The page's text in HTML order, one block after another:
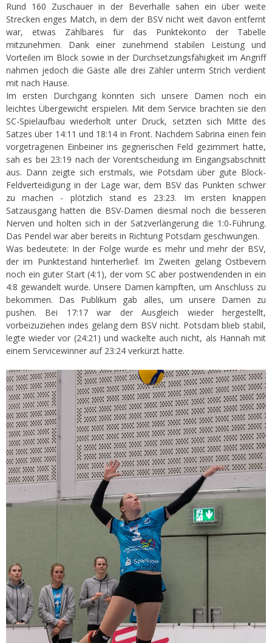
Rund 160 Zuschauer in der Beverhalle sahen ein über weite
Strecken enges Match, in dem der BSV nicht weit davon entfernt
war, etwas Zählbares für das Punktekonto der Tabelle
mitzunehmen. Dank einer zunehmend stabilen Leistung und
Vorteilen im Block sowie in der Durchsetzungsfähigkeit im Angriff
nahmen jedoch die Gäste alle drei Zähler unterm Strich verdient
mit nach Hause.
Im ersten Durchgang konnten sich unsere Damen noch ein
leichtes Übergewicht erspielen. Mit dem Service brachten sie den
SC-Spielaufbau wiederholt unter Druck, setzten sich Mitte des
Satzes über 14:11 und 18:14 in Front. Nachdem Sabrina einen fein
vorgetragenen Einbeiner ins gegnerischen Feld gezimmert hatte,
sah es bei 23:19 nach der Vorentscheidung im Eingangsabschnitt
aus. Dann zeigte sich erstmals, wie Potsdam über gute Block-
Feldverteidigung in der Lage war, dem BSV das Punkten schwer
zu machen - plötzlich stand es 23:23. Im ersten knappen
Satzausgang hatten die BSV-Damen diesmal noch die besseren
Nerven und holten sich in der Satzverlängerung die 1:0-Führung.
Das Pendel war aber bereits in Richtung Potsdam geschwungen.
Was bedeutete: In der Folge wurde es mehr und mehr der BSV,
der im Punktestand hinterherlief. Im Zweiten gelang Ostbevern
noch ein guter Start (4:1), der vom SC aber postwendenden in ein
4:8 gewandelt wurde. Unsere Damen kämpften, um Anschluss zu
bekommen. Das Publikum gab alles, um unsere Damen zu
pushen. Bei 17:17 war der Ausgleich wieder hergestellt,
vorbeizuziehen indes gelang dem BSV nicht. Potsdam blieb stabil,
legte wieder vor (24:21) und wackelte auch nicht, als Hannah mit
einem Servicewinner auf 23:24 verkürzt hatte.